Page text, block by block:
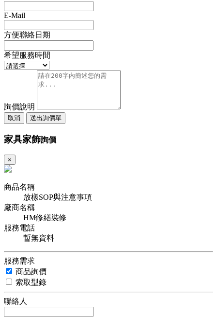
E-Mail
方便聯絡日期
希望服務時間
詢價說明
取消 送出詢價單
家具家飾詢價
×
商品名稱
放樣SOP與注意事項
廠商名稱
HM修繕裝修
服務電話
暫無資料
服務需求
商品詢價
索取型錄
聯絡人